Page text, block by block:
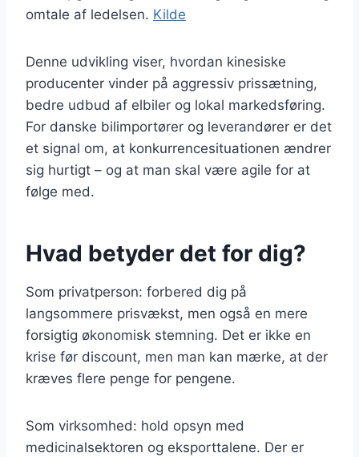
omtale af ledelsen. Kilde
Denne udvikling viser, hvordan kinesiske
producenter vinder på aggressiv prissætning,
bedre udbud af elbiler og lokal markedsføring.
For danske bilimportører og leverandører er det
et signal om, at konkurrencesituationen ændrer
sig hurtigt – og at man skal være agile for at
følge med.
Hvad betyder det for dig?
Som privatperson: forbered dig på
langsommere prisvækst, men også en mere
forsigtig økonomisk stemning. Det er ikke en
krise før discount, men man kan mærke, at der
kræves flere penge for pengene.
Som virksomhed: hold opsyn med
medicinalsektoren og eksporttalene. Der er